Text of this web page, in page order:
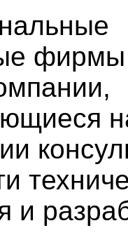
и